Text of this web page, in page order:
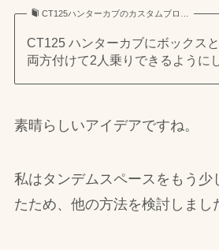
CT125ハンターカブのカスタムブロ…
CT125 ハンターカブにボックス
両方付けて2人乗りできるように
素晴らしいアイデアですね。
私はタンデムスペースをもう少
たため、他の方法を検討しまし